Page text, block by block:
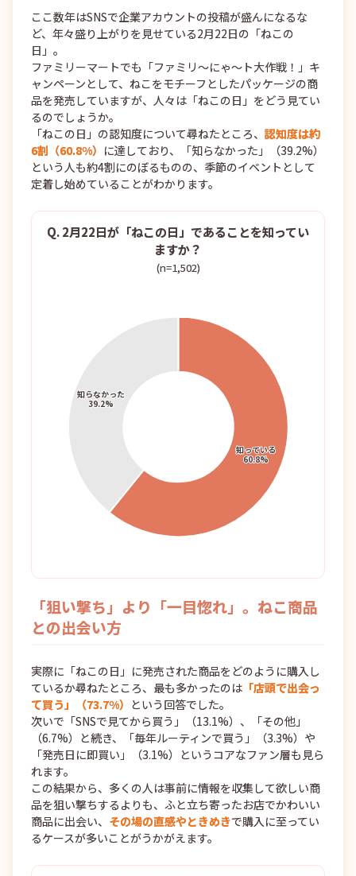
ここ数年はSNSで企業アカウントの投稿が盛んになるな
ど、年々盛り上がりを見せている2月22日の「ねこの
日」。
ファミリーマートでも「ファミリ～にゃ～ト大作戦！」キ
ャンペーンとして、ねこをモチーフとしたパッケージの商
品を発売していますが、人々は「ねこの日」をどう見てい
るのでしょうか。
「ねこの日」の認知度について尋ねたところ、 認知度は約
6割（60.8%） に達しており、「知らなかった」（39.2%）
という人も約4割にのぼるものの、季節のイベントとして
定着し始めていることがわかります。
Q. 2月22日が「ねこの日」であることを知ってい
ますか？
(n=1,502)
「狙い撃ち」より「一目惚れ」。ねこ商品
との出会い方
実際に「ねこの日」に発売された商品をどのように購入し
ているか尋ねたところ、最も多かったのは「店頭で出会っ
て買う」（73.7%） という回答でした。
次いで「SNSで見てから買う」（13.1%）、「その他」
（6.7%）と続き、「毎年ルーティンで買う」（3.3%）や
「発売日に即買い」（3.1%）というコアなファン層も見ら
れます。
この結果から、多くの人は事前に情報を収集して欲しい商
品を狙い撃ちするよりも、ふと立ち寄ったお店でかわいい
商品に出会い、 その場の直感やときめきで購入に至ってい
るケースが多いことがうかがえます。